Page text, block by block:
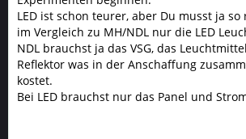
LED ist schon teurer, aber Du musst ja so
im Vergleich zu MH/NDL nur die LED
NDL brauchst ja das VSG, das
Reflektor was in der Anschaffung
kostet.
Bei LED brauchst nur das Panel und